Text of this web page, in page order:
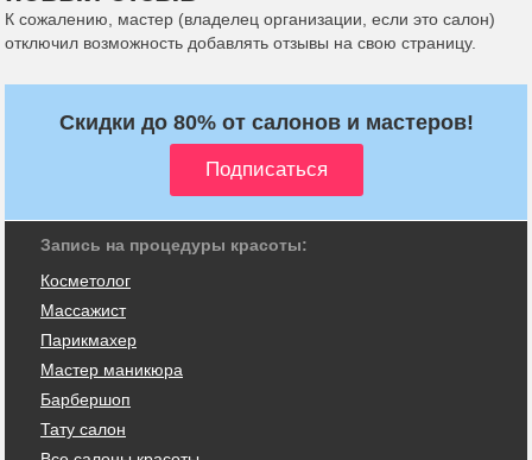
К сожалению, мастер (владелец организации, если это салон)
отключил возможность добавлять отзывы на свою страницу.
Скидки до 80% от салонов и мастеров!
Запись на процедуры красоты:
Косметолог
Массажист
Парикмахер
Мастер маникюра
Барбершоп
Тату салон